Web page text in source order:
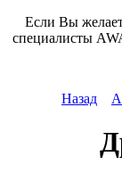
Если Вы
специалисты
Назад